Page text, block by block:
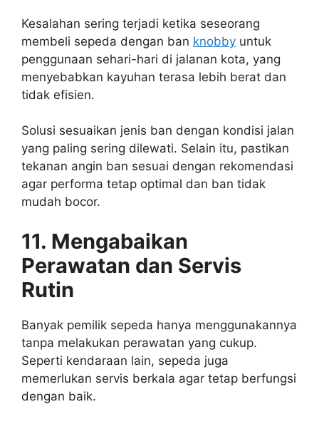
Kesalahan sering terjadi ketika seseorang
membeli sepeda dengan ban knobby untuk
penggunaan sehari-hari di jalanan kota, yang
menyebabkan kayuhan terasa lebih berat dan
tidak efisien.
Solusi sesuaikan jenis ban dengan kondisi jalan
yang paling sering dilewati. Selain itu, pastikan
tekanan angin ban sesuai dengan rekomendasi
agar performa tetap optimal dan ban tidak
mudah bocor.
11. Mengabaikan
Perawatan dan Servis
Rutin
Banyak pemilik sepeda hanya menggunakannya
tanpa melakukan perawatan yang cukup.
Seperti kendaraan lain, sepeda juga
memerlukan servis berkala agar tetap berfungsi
dengan baik.